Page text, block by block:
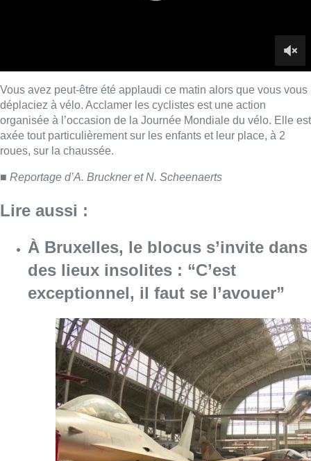
À Bruxelles, le blocus s’invite dans
des lieux insolites : “C’est
exceptionnel, il faut se l’avouer”
06 août 2026Consulter l'article "À Bruxelles, le blocus
Saint-Géry : un ancien bras de la
Senne et une ancienne brasserie
classés au patrimoine bruxellois